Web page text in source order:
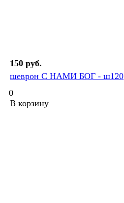
150 руб.
шеврон С НАМИ БОГ - ш120
0
В корзину